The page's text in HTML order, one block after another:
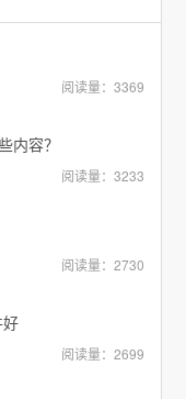
阅读量：3369
内容？
阅读量：3233
阅读量：2730
阅读量：2699